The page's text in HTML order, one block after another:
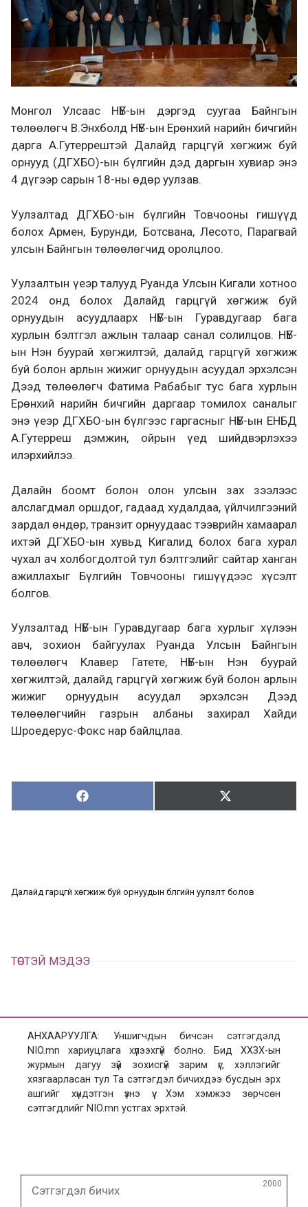
Монгол Улсаас НҮБ-ын дэргэд суугаа Байнгын
төлөөлөгч В.Энхболд НҮБ-ын Ерөнхий нарийн бичгийн
дарга А.Гутеррештэй Далайд гарцгүй хөгжиж буй
орнууд (ДГХБО)-ын бүлгийн дэд даргын хувиар энэ
4 дүгээр сарын 18-ны өдөр уулзав.
Уулзалтад ДГХБО-ын бүлгийн Товчооны гишүүд
болох Армен, Бурунди, Ботсвана, Лесото, Парагвай
улсын Байнгын төлөөлөгчид оролцлоо.
Уулзалтын үеэр талууд Руанда Улсын Кигали хотноо
2024 онд болох Далайд гарцгүй хөгжиж буй
орнуудын асуудлаарх НҮБ-ын Гуравдугаар бага
хурлын бэлтгэл ажлын талаар санал солилцов. НҮБ-
ын Нэн буурай хөгжилтэй, далайд гарцгүй хөгжиж
буй болон арлын жижиг орнуудын асуудал эрхэлсэн
Дээд төлөөлөгч Фатима Рабабыг тус бага хурлын
Ерөнхий нарийн бичгийн даргаар томилох саналыг
энэ үеэр ДГХБО-ын бүлгээс гаргасныг НҮБ-ын ЕНБД
А.Гутерреш дэмжин, ойрын үед шийдвэрлэхээ
илэрхийлээ.
Далайн боомт болон олон улсын зах зээлээс
алслагдмал оршдог, гадаад худалдаа, үйлчилгээний
зардал өндөр, транзит орнуудаас тээврийн хамаарал
ихтэй ДГХБО-ын хувьд Кигалид болох бага хурал
чухал ач холбогдолтой тул бэлтгэлийг сайтар ханган
ажиллахыг Бүлгийн Товчооны гишүүдээс хүсэлт
болгов.
Уулзалтад НҮБ-ын Гуравдугаар бага хурлыг хүлээн
авч, зохион байгуулах Руанда Улсын Байнгын
төлөөлөгч Клавер Гатете, НҮБ-ын Нэн буурай
хөгжилтэй, далайд гарцгүй хөгжиж буй болон арлын
жижиг орнуудын асуудал эрхэлсэн Дээд
төлөөлөгчийн газрын албаны захирал Хайди
Шроедерус-Фокс нар байлцлаа.
Хуваалцах:
Х
у
х
Түгээх:
Т
ү
Далайд гарцгүй хөгжиж буй орнуудын бүлгийн уулзлт болов
ТӨСТЭЙ МЭДЭЭ
АНХААРУУЛГА: Уншигчдын бичсэн сэтгэгдэлд
NIO.mn хариуцлага хүлээхгүй болно. Бид ХХЗХ-ын
журмын дагуу зүй зохисгүй зарим үг, хэллэгийг
хязгаарласан тул Та сэтгэгдэл бичихдээ бусдын эрх
ашгийг хүндэтгэн үзнэ үү. Хэм хэмжээ зөрчсөн
сэтгэгдлийг NIO.mn устгах эрхтэй.
бичих
2000